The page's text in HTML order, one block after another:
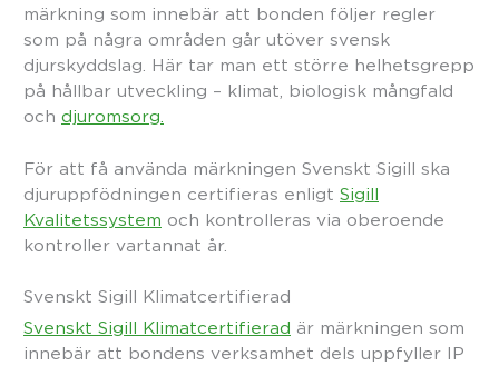
märkning som innebär att bonden följer regler
som på några områden går utöver svensk
djurskyddslag. Här tar man ett större helhetsgrepp
på hållbar utveckling – klimat, biologisk mångfald
och djuromsorg.
För att få använda märkningen Svenskt Sigill ska
djuruppfödningen certifieras enligt Sigill
Kvalitetssystem och kontrolleras via oberoende
kontroller vartannat år.
Svenskt Sigill Klimatcertifierad
Svenskt Sigill Klimatcertifierad är märkningen som
innebär att bondens verksamhet dels uppfyller IP